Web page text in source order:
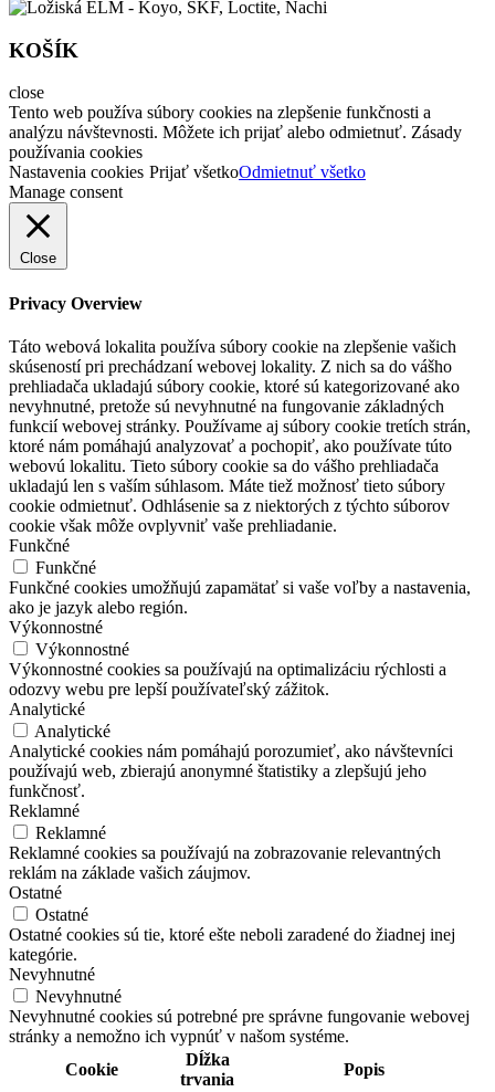
KOŠÍK
close
Tento web používa súbory cookies na zlepšenie funkčnosti a
analýzu návštevnosti. Môžete ich prijať alebo odmietnuť. Zásady
používania cookies
Nastavenia cookies Prijať všetkoOdmietnuť všetko
Manage consent
Close
Privacy Overview
Táto webová lokalita používa súbory cookie na zlepšenie vašich
skúseností pri prechádzaní webovej lokality. Z nich sa do vášho
prehliadača ukladajú súbory cookie, ktoré sú kategorizované ako
nevyhnutné, pretože sú nevyhnutné na fungovanie základných
funkcií webovej stránky. Používame aj súbory cookie tretích strán,
ktoré nám pomáhajú analyzovať a pochopiť, ako používate túto
webovú lokalitu. Tieto súbory cookie sa do vášho prehliadača
ukladajú len s vaším súhlasom. Máte tiež možnosť tieto súbory
cookie odmietnuť. Odhlásenie sa z niektorých z týchto súborov
cookie však môže ovplyvniť vaše prehliadanie.
Funkčné
Funkčné
Funkčné cookies umožňujú zapamätať si vaše voľby a nastavenia,
ako je jazyk alebo región.
Výkonnostné
Výkonnostné
Výkonnostné cookies sa používajú na optimalizáciu rýchlosti a
odozvy webu pre lepší používateľský zážitok.
Analytické
Analytické
Analytické cookies nám pomáhajú porozumieť, ako návštevníci
používajú web, zbierajú anonymné štatistiky a zlepšujú jeho
funkčnosť.
Reklamné
Reklamné
Reklamné cookies sa používajú na zobrazovanie relevantných
reklám na základe vašich záujmov.
Ostatné
Ostatné
Ostatné cookies sú tie, ktoré ešte neboli zaradené do žiadnej inej
kategórie.
Nevyhnutné
Nevyhnutné
Nevyhnutné cookies sú potrebné pre správne fungovanie webovej
stránky a nemožno ich vypnúť v našom systéme.
Cookie
Dĺžka
trvania
Popis